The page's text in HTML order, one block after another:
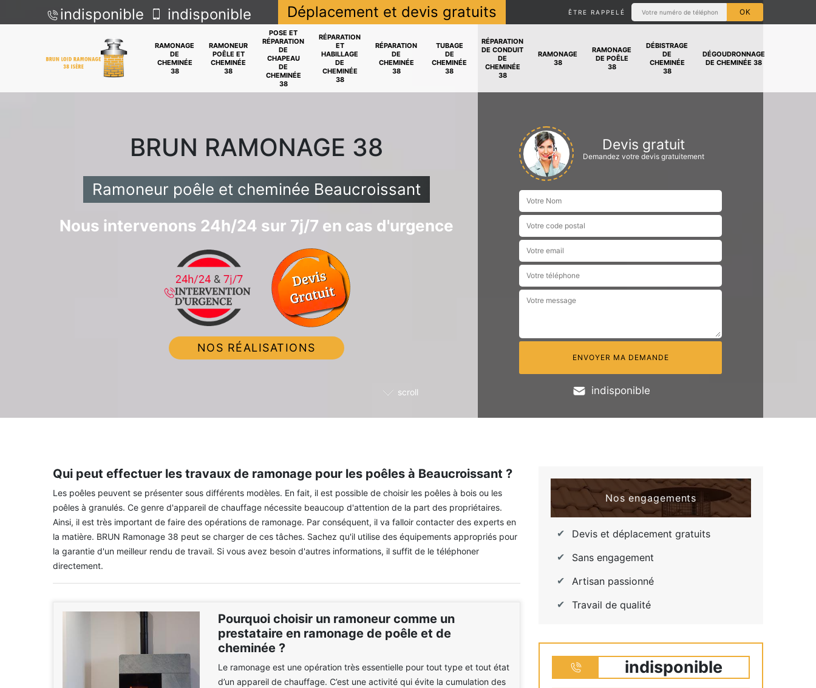
indisponible indisponible Déplacement et devis gratuits ÊTRE RAPPELÉ
RAMONAGE
DE
CHEMINÉE
38
RAMONEUR
POÊLE ET
CHEMINÉE
38
POSE ET
RÉPARATION
DE
CHAPEAU
DE
CHEMINÉE
38
RÉPARATION
ET
HABILLAGE
DE
CHEMINÉE
38
RÉPARATION
DE
CHEMINÉE
38
TUBAGE
DE
CHEMINÉE
38
RÉPARATION
DE CONDUIT
DE
CHEMINÉE
38
RAMONAGE
38
RAMONAGE
DE POÊLE
38
DÉBISTRAGE
DE
CHEMINÉE
38
DÉGOUDRONNAGE
DE CHEMINÉE 38
scroll
BRUN RAMONAGE 38
Ramoneur poêle et cheminée Beaucroissant
Nous intervenons 24h/24 sur 7j/7 en cas d'urgence
NOS RÉALISATIONS
Devis gratuit
Demandez votre devis gratuitement
indisponible
Qui peut effectuer les travaux de ramonage pour les poêles à Beaucroissant ?
Les poêles peuvent se présenter sous différents modèles. En fait, il est possible de choisir les poêles à bois ou les
poêles à granulés. Ce genre d'appareil de chauffage nécessite beaucoup d'attention de la part des propriétaires.
Ainsi, il est très important de faire des opérations de ramonage. Par conséquent, il va falloir contacter des experts en
la matière. BRUN Ramonage 38 peut se charger de ces tâches. Sachez qu'il utilise des équipements appropriés pour
la garantie d'un meilleur rendu de travail. Si vous avez besoin d'autres informations, il suffit de le téléphoner
directement.
Pourquoi choisir un ramoneur comme un
prestataire en ramonage de poêle et de
cheminée ?
Le ramonage est une opération très essentielle pour tout type et tout état
d’un appareil de chauffage. C’est une activité qui évite la cumulation des
Nos engagements
Devis et déplacement gratuits
Sans engagement
Artisan passionné
Travail de qualité
indisponible